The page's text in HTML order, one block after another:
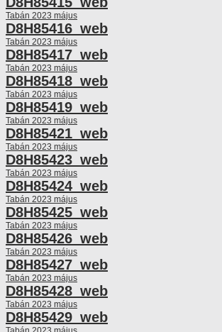
Tabán 2023 május
D8H85416_web
Tabán 2023 május
D8H85417_web
Tabán 2023 május
D8H85418_web
Tabán 2023 május
D8H85419_web
Tabán 2023 május
D8H85421_web
Tabán 2023 május
D8H85423_web
Tabán 2023 május
D8H85424_web
Tabán 2023 május
D8H85425_web
Tabán 2023 május
D8H85426_web
Tabán 2023 május
D8H85427_web
Tabán 2023 május
D8H85428_web
Tabán 2023 május
D8H85429_web